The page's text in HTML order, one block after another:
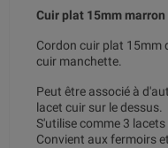
Cuir plat 15mm
Cordon cuir plat 15mm
cuir manchette.
Peut être associé à
lacet cuir sur le dessus.
S'utilise comme 3
Convient aux fermoirs